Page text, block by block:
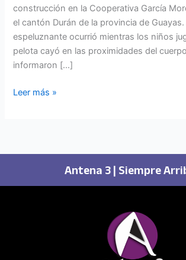
construcción en la Cooperativa García
el cantón Durán de la provincia de
espeluznante ocurrió mientras los niños
pelota cayó en las proximidades del
informaron […]
Leer más »
Antena 3 | Siempre